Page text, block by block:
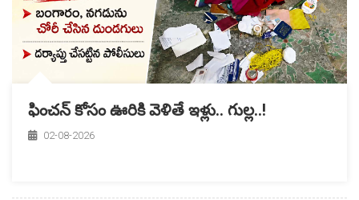
ఫించన్‌ కోసం ఊరికి వెళితే ఇళ్లు.. గుల్ల..!
02-08-2026